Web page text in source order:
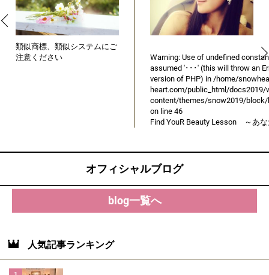
類似商標、類似システムにご
注意ください
Warning: Use of undefined
assumed '･･･' (this will throw an
version of PHP) in /home/
heart.com/public_html/docs2019/
content/themes/snow2019/block/
on line 46
Find YouR Beauty Lesson ～あ
オフィシャルブログ
blog一覧へ
人気記事ランキング